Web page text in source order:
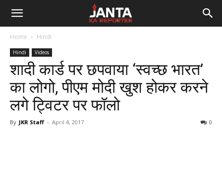
Janta
Reporter
Home Hindi
Hindi Videos
शादी कार्ड पर छपवाया ‘स्वच्छ भारत’
का लोगो, पीएम मोदी खुश होकर करने
लगे ट्विटर पर फॉलो
By JKR Staff - April 4, 2017 0